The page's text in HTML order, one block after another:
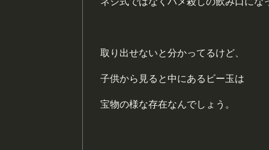
取り出せないと分かってるけど、
子供から見ると中にあるビー玉は
宝物の様な存在なんでしょう。